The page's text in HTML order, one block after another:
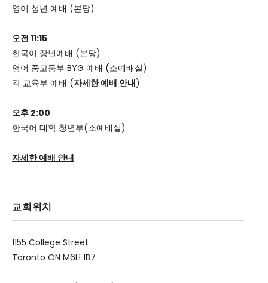
영어 성년 예배 (본당)
오전 11:15
한국어 장년예배 (본당)
영어 중고등부 BYG 예배 (소예배실)
각 교육부 예배 (자세한 예배 안내)
오후 2:00
한국어 대학 청년부(소예배실)
자세한 예배 안내
교회위치
1155 College Street
Toronto ON M6H 1B7